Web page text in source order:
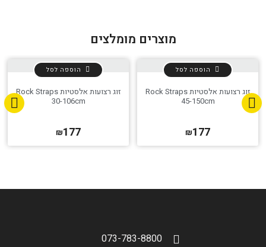
מוצרים מומלצים
זוג רצועות אלסטיות Rock Straps
45-150cm
₪177
הוספה לסל
זוג רצועות אלסטיות Rock Straps
30-106cm
₪177
הוספה לסל
073-783-8800